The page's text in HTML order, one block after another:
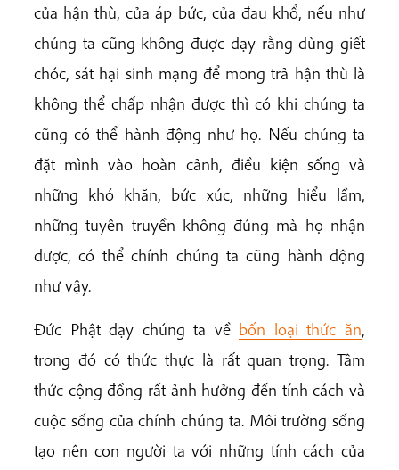
của hận thù, của áp bức, của đau khổ, nếu như
chúng ta cũng không được dạy rằng dùng giết
chóc, sát hại sinh mạng để mong trả hận thù là
không thể chấp nhận được thì có khi chúng ta
cũng có thể hành động như họ. Nếu chúng ta
đặt mình vào hoàn cảnh, điều kiện sống và
những khó khăn, bức xúc, những hiểu lầm,
những tuyên truyền không đúng mà họ nhận
được, có thể chính chúng ta cũng hành động
như vậy.
Đức Phật dạy chúng ta về bốn loại thức ăn,
trong đó có thức thực là rất quan trọng. Tâm
thức cộng đồng rất ảnh hưởng đến tính cách và
cuộc sống của chính chúng ta. Môi trường sống
tạo nên con người ta với những tính cách của